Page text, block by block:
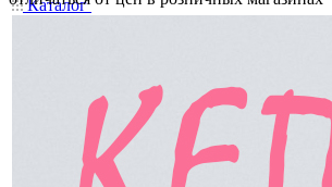
Каталог